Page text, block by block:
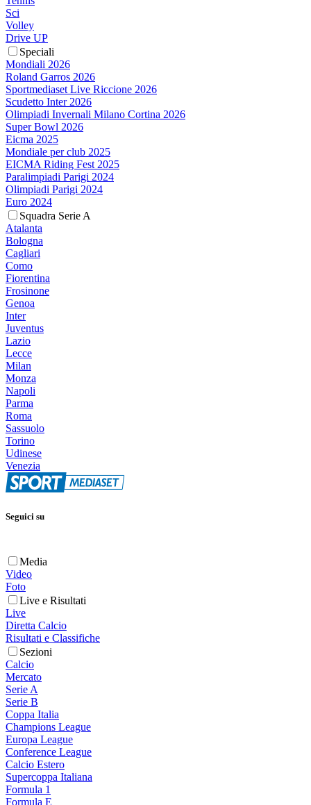
Sci
Volley
Drive UP
Speciali
Mondiali 2026
Roland Garros 2026
Sportmediaset Live Riccione 2026
Scudetto Inter 2026
Olimpiadi Invernali Milano Cortina 2026
Super Bowl 2026
Eicma 2025
Mondiale per club 2025
EICMA Riding Fest 2025
Paralimpiadi Parigi 2024
Olimpiadi Parigi 2024
Euro 2024
Squadra Serie A
Atalanta
Bologna
Cagliari
Como
Fiorentina
Frosinone
Genoa
Inter
Juventus
Lazio
Lecce
Milan
Monza
Napoli
Parma
Roma
Sassuolo
Torino
Udinese
Venezia
Seguici su
Media
Video
Foto
Live e Risultati
Live
Diretta Calcio
Risultati e Classifiche
Sezioni
Calcio
Mercato
Serie A
Serie B
Coppa Italia
Champions League
Europa League
Conference League
Calcio Estero
Supercoppa Italiana
Formula 1
Formula E